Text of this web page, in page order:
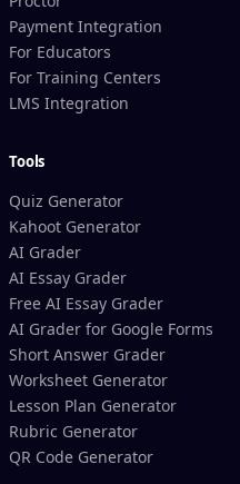
Payment Integration
For Educators
For Training Centers
LMS Integration
Tools
Quiz Generator
Kahoot Generator
AI Grader
AI Essay Grader
Free AI Essay Grader
AI Grader for Google Forms
Short Answer Grader
Worksheet Generator
Lesson Plan Generator
Rubric Generator
QR Code Generator